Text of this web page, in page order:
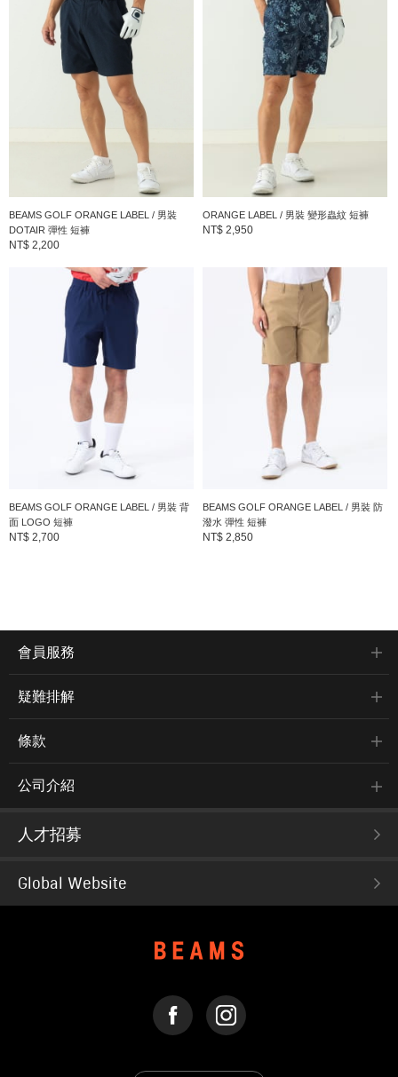
BEAMS GOLF ORANGE LABEL / 男裝
DOTAIR 彈性 短褲
NT$ 2,200
ORANGE LABEL / 男裝 變形蟲紋 短褲
NT$ 2,950
BEAMS GOLF ORANGE LABEL / 男裝 背
面 LOGO 短褲
NT$ 2,700
BEAMS GOLF ORANGE LABEL / 男裝 防
潑水 彈性 短褲
NT$ 2,850
會員服務
疑難排解
條款
公司介紹
人才招募
Global Website